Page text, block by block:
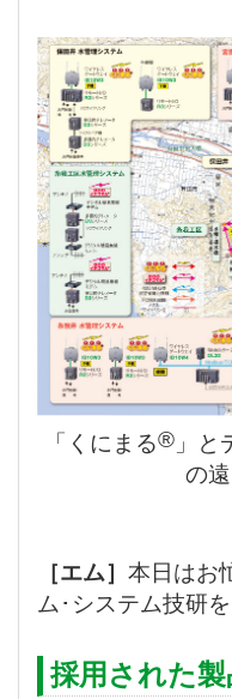
「くにまる®」と
の
［エム］ 本日はお
ム･システム技研
採用された